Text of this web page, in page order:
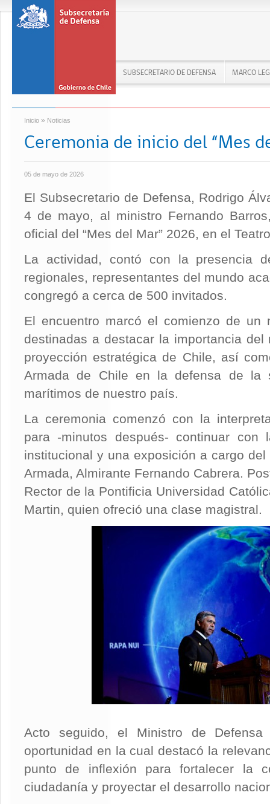
SUBSECRETARIO DE DEFENSA MARCO
Inicio » Noticias
Ceremonia de inicio del “Mes
05 de mayo de 2026
El Subsecretario de Defensa, Rodrigo
4 de mayo, al ministro Fernando
oficial del “Mes del Mar” 2026, en el
La actividad, contó con la presencia
regionales, representantes del mundo
congregó a cerca de 500 invitados.
El encuentro marcó el comienzo de un
destinadas a destacar la importancia
proyección estratégica de Chile, así
Armada de Chile en la defensa de la
marítimos de nuestro país.
La ceremonia comenzó con la
para -minutos después- continuar
institucional y una exposición a cargo
Armada, Almirante Fernando Cabrera.
Rector de la Pontificia Universidad
Martin, quien ofreció una clase magistral.
Acto seguido, el Ministro de
oportunidad en la cual destacó la
punto de inflexión para fortalecer la
ciudadanía y proyectar el desarrollo